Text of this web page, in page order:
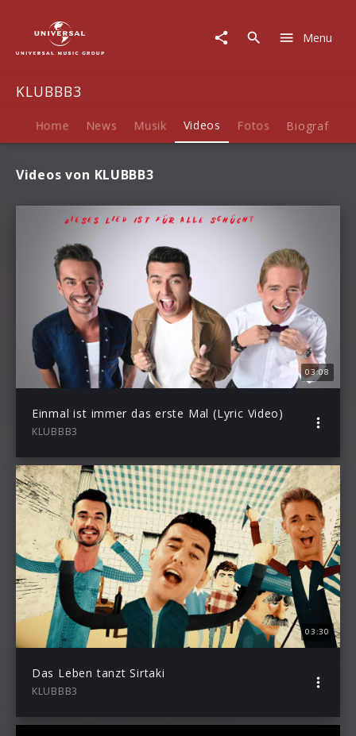
Menu
KLUBBB3
Home News Musik Videos Fotos Biografie
Videos von KLUBBB3
03:08
Einmal ist immer das erste Mal (Lyric Video)
KLUBBB3
03:30
Das Leben tanzt Sirtaki
KLUBBB3